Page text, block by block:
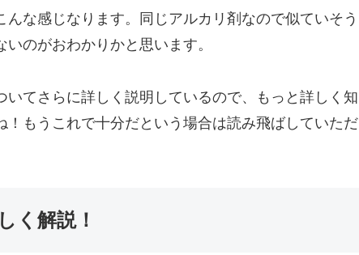
な感じなります。同じアルカリ剤なので似ていそう
のがおわかりかと思います。
てさらに詳しく説明しているので、もっと詳しく知
！もうこれで十分だという場合は読み飛ばしていただ
く解説！